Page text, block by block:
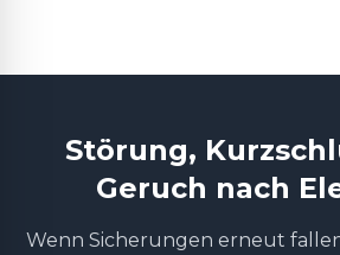
Störung,
Geruch nach
Wenn Sicherungen erneut